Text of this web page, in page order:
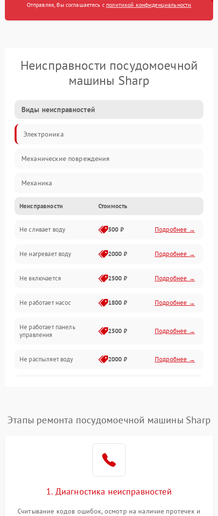
Отправляя, Вы соглашаетесь с политикой конфиденциальности
Неисправности посудомоечной
машины Sharp
Виды неисправностей
Электроника
Механические повреждения
Механика
Управление
Электропитание
Датчики
Нагрев
Вода
Гигиена
Программное обеспечение
Неисправности Стоимость
Не сливает воду 500 ₽ Подробнее →
Не нагревает воду 2000 ₽ Подробнее →
Не включается 2500 ₽ Подробнее →
Не работает насос 1800 ₽ Подробнее →
Не работает панель
управления
2500 ₽ Подробнее →
Не распыляет воду 2000 ₽ Подробнее →
воды
1800 ₽ Подробнее →
Проблемы с
Этапы ремонта посудомоечной машины Sharp
1. Диагностика неисправностей
Считывание кодов ошибок, осмотр на наличие протечек и